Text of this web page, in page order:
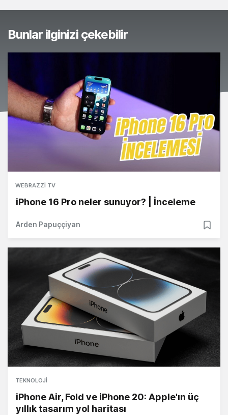
Bunlar ilginizi çekebilir
WEBRAZZI TV
iPhone 16 Pro neler sunuyor? | İnceleme
Arden Papuççiyan
TEKNOLOJI
iPhone Air, Fold ve iPhone 20: Apple'ın üç
yıllık tasarım yol haritası